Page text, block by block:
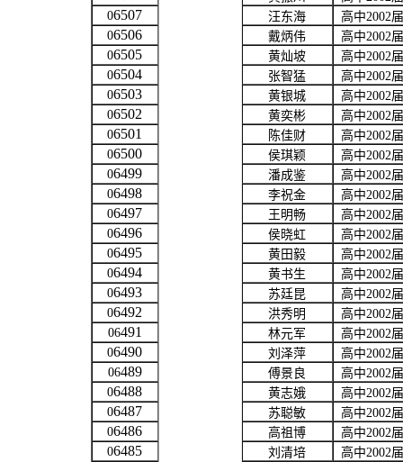
06507 汪东海 高中2002届
06506 戴炳伟 高中2002届
06505 黄灿坡 高中2002届
06504 张智猛 高中2002届
06503 黄银城 高中2002届
06502 黄奕彬 高中2002届
06501 陈佳财 高中2002届
06500 侯琪颖 高中2002届
06499 潘成鉴 高中2002届
06498 李祝金 高中2002届
06497 王明畅 高中2002届
06496 侯晓虹 高中2002届
06495 黄田毅 高中2002届
06494 黄书生 高中2002届
06493 苏廷昆 高中2002届
06492 洪秀明 高中2002届
06491 林元军 高中2002届
06490 刘泽萍 高中2002届
06489 傅景良 高中2002届
06488 黄志娥 高中2002届
06487 苏聪敏 高中2002届
06486 高祖博 高中2002届
06485 刘清培 高中2002届